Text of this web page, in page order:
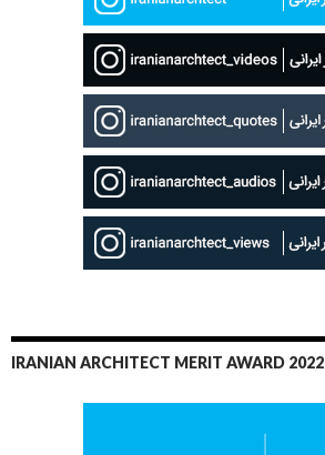
IRANIAN ARCHITECT MERIT AWARD 2022